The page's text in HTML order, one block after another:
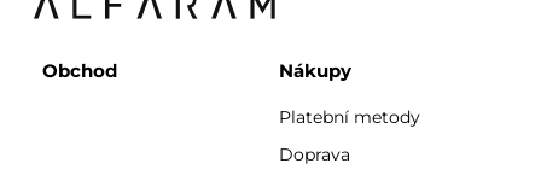
Obchod Nákupy
Platební metody
Doprava